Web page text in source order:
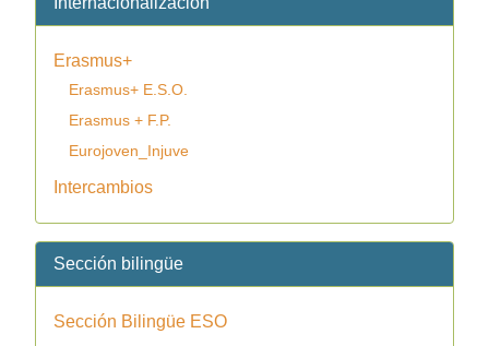
Erasmus+
Erasmus+ E.S.O.
Erasmus + F.P.
Eurojoven_Injuve
Intercambios
Sección bilingüe
Sección Bilingüe ESO